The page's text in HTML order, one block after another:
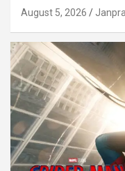
August 5, 2026